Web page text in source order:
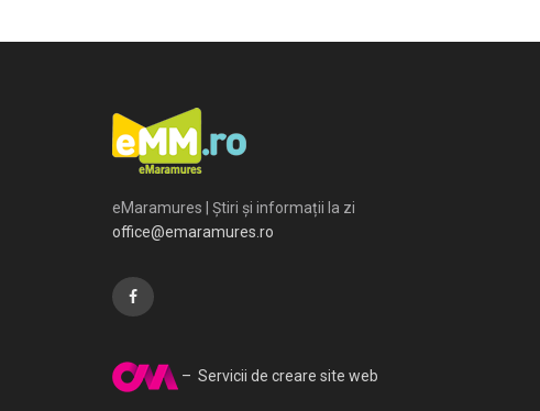
eMaramures | Știri și informații la zi
office@emaramures.ro
– Servicii de creare site web